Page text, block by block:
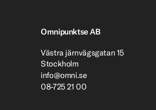
Omnipunktse AB
Västra järnvägsgatan 15
Stockholm
info@omni.se
08-725 21 00